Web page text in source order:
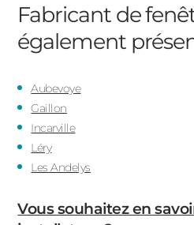
Fabricant de
également
Aubevoye
Gaillon
Incarville
Léry
Les Andelys
Vous souhaitez en